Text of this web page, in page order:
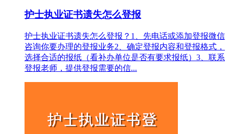
护士执业证书遗失怎么登报
护士执业证书遗失怎么登报？1、先电话或添加登报微信
咨询你要办理的登报业务2、确定登报内容和登报格式，
选择合适的报纸（看补办单位是否有要求报纸）3、联系
登报老师，提供登报需要的信...